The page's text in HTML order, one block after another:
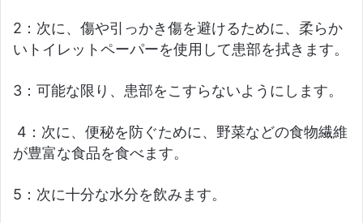
2：次に、傷や引っかき傷を避けるために、柔らか
いトイレットペーパーを使用して患部を拭きます。
3：可能な限り、患部をこすらないようにします。
4：次に、便秘を防ぐために、野菜などの食物繊維
が豊富な食品を食べます。
5：次に十分な水分を飲みます。